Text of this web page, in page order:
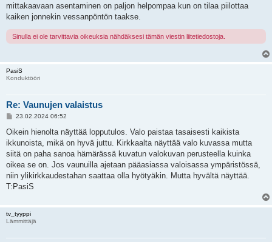
mittakaavaan asentaminen on paljon helpompaa kun on tilaa piilottaa
kaiken jonnekin vessanpöntön taakse.
Sinulla ei ole tarvittavia oikeuksia nähdäksesi tämän viestin liitetiedostoja.
PasiS
Konduktööri
Re: Vaunujen valaistus
V
e
t
i
23.02.2024 06:52
Oikein hienolta näyttää lopputulos. Valo paistaa tasaisesti kaikista
ikkunoista, mikä on hyvä juttu. Kirkkaalta näyttää valo kuvassa mutta
siitä on paha sanoa hämärässä kuvatun valokuvan perusteella kuinka
oikea se on. Jos vaunuilla ajetaan pääasiassa valoisassa ympäristössä,
niin ylikirkkaudestahan saattaa olla hyötyäkin. Mutta hyvältä näyttää.
T:PasiS
tv_tyyppi
Lämmittäjä